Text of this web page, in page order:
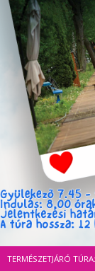
TERMÉSZETJÁRÓ